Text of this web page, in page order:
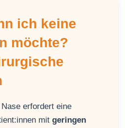
ich keine
möchte?
erfordert eine
mit geringen